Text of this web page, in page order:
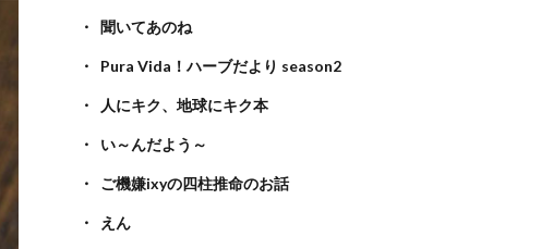
聞いてあのね
Pura Vida！ハーブだより season2
人にキク、地球にキク本
い～んだよう～
ご機嫌ixyの四柱推命のお話
えん